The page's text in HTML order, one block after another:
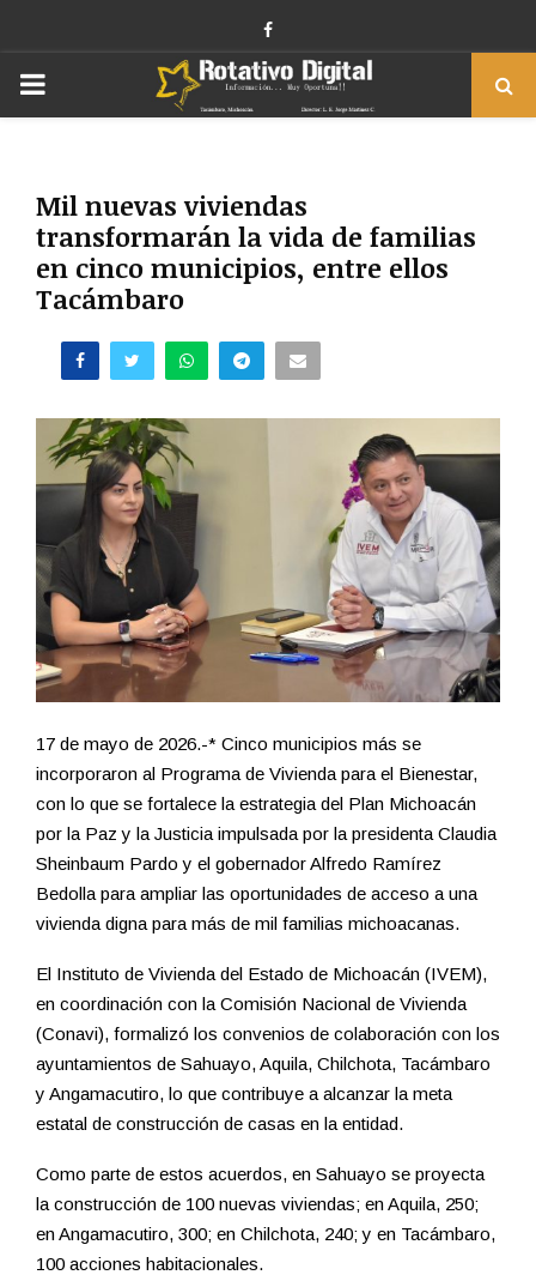
Facebook
PRIMARY
Mil nuevas viviendas
transformarán la vida de familias
en cinco municipios, entre ellos
Tacámbaro
17 de mayo de 2026.-* Cinco municipios más se
incorporaron al Programa de Vivienda para el Bienestar,
con lo que se fortalece la estrategia del Plan Michoacán
por la Paz y la Justicia impulsada por la presidenta Claudia
Sheinbaum Pardo y el gobernador Alfredo Ramírez
Bedolla para ampliar las oportunidades de acceso a una
vivienda digna para más de mil familias michoacanas.
El Instituto de Vivienda del Estado de Michoacán (IVEM),
en coordinación con la Comisión Nacional de Vivienda
(Conavi), formalizó los convenios de colaboración con los
ayuntamientos de Sahuayo, Aquila, Chilchota, Tacámbaro
y Angamacutiro, lo que contribuye a alcanzar la meta
estatal de construcción de casas en la entidad.
Como parte de estos acuerdos, en Sahuayo se proyecta
la construcción de 100 nuevas viviendas; en Aquila, 250;
en Angamacutiro, 300; en Chilchota, 240; y en Tacámbaro,
100 acciones habitacionales.